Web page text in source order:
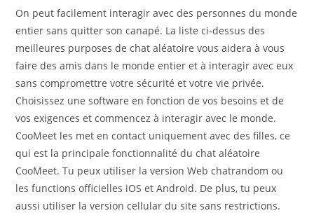
On peut facilement interagir avec des personnes du monde
entier sans quitter son canapé. La liste ci-dessus des
meilleures purposes de chat aléatoire vous aidera à vous
faire des amis dans le monde entier et à interagir avec eux
sans compromettre votre sécurité et votre vie privée.
Choisissez une software en fonction de vos besoins et de
vos exigences et commencez à interagir avec le monde.
CooMeet les met en contact uniquement avec des filles, ce
qui est la principale fonctionnalité du chat aléatoire
CooMeet. Tu peux utiliser la version Web chatrandom ou
les functions officielles iOS et Android. De plus, tu peux
aussi utiliser la version cellular du site sans restrictions.